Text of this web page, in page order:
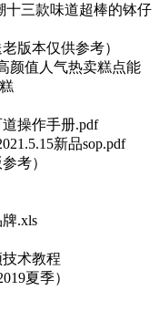
十三款味道超棒的钵仔
版本仅供参考）
颜值人气热卖糕点能
操作手册.pdf
新品sop.pdf
考）
.xls
术教程
夏季）